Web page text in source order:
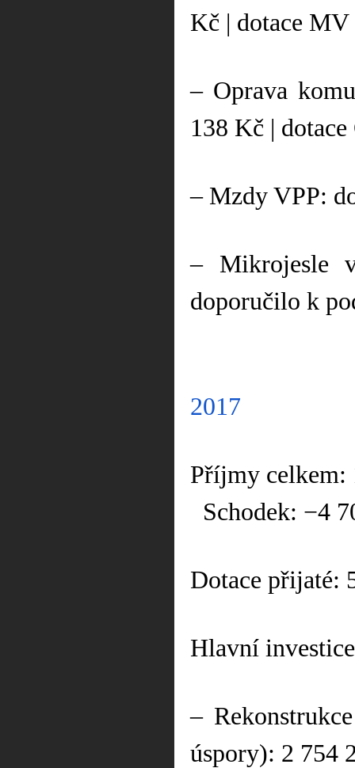
Kč | dotace
– Oprava
138 Kč |
– Mzdy VPP:
– Mikrojesle
doporučilo k
2017
Příjmy celkem:
Schodek: −4
Dotace přijaté:
Hlavní
–
úspory): 2 754